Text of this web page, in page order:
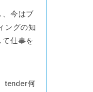
、今はブ
ングの知
仕事を
tender何